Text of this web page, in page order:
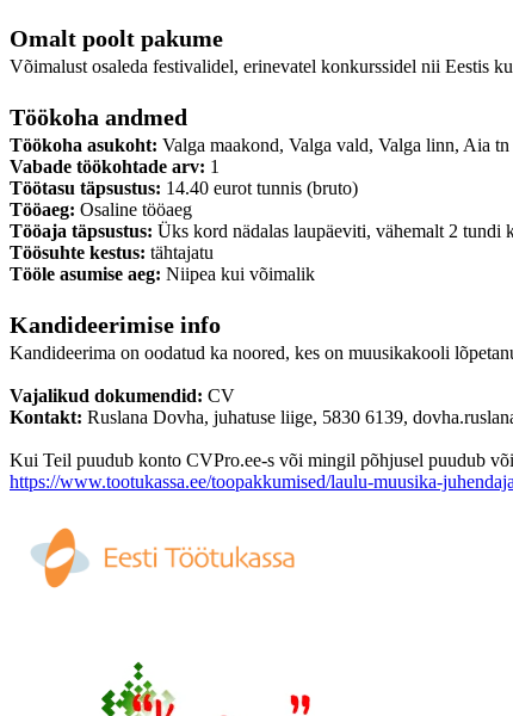
Omalt poolt pakume
Võimalust osaleda festivalidel, erinevatel konkurssidel nii Eestis
Töökoha andmed
Töökoha asukoht: Valga maakond, Valga vald, Valga linn, Aia tn
Vabade töökohtade arv: 1
Töötasu täpsustus: 14.40 eurot tunnis (bruto)
Tööaeg: Osaline tööaeg
Tööaja täpsustus: Üks kord nädalas laupäeviti, vähemalt 2 tundi
Töösuhte kestus: tähtajatu
Tööle asumise aeg: Niipea kui võimalik
Kandideerimise info
Kandideerima on oodatud ka noored, kes on muusikakooli
Vajalikud dokumendid: CV
Kontakt: Ruslana Dovha, juhatuse liige, 5830 6139,
Kui Teil puudub konto CVPro.ee-s või mingil põhjusel puudub
https://www.tootukassa.ee/toopakkumised/laulu-muusika-